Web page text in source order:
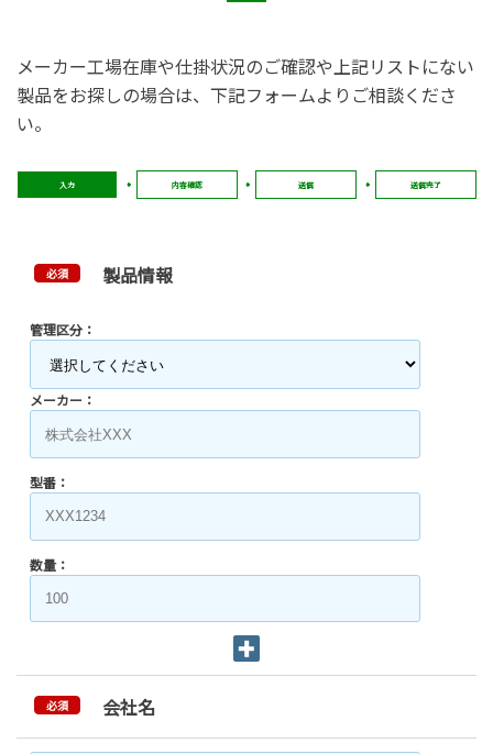
メーカー工場在庫や仕掛状況のご確認や上記リストにない
製品をお探しの場合は、下記フォームよりご相談くださ
い。
入力 内容確認 送信 送信完了
必須 製品情報
管理区分：
メーカー：
型番：
数量：
必須 会社名